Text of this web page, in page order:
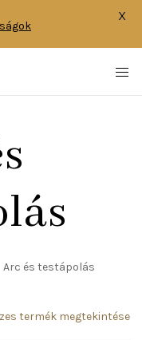
Arc és testápolás
termék megtekintése
X